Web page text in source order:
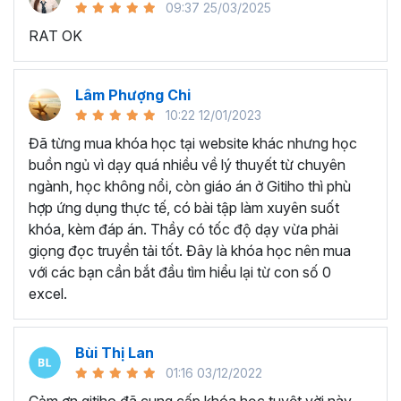
sử dụng Excel sẽ tốn nhiều thời gian, công sức để xử lý
công việc. Hơn nữa, chúng ta cũng không biết những thứ
mình đang thực hiện đúng hay không.
Hiện nay 100% các doanh nghiệp tại Việt Nam
cần tới kỹ năng Excel khi ứng tuyển vào vị trí kế toán, xử
chính... Mỗi cấp độ sẽ có yêu cầu thành thạo Excel xử lý
công việc khác nhau.
Chính vì điều đó Gitiho đã mở khóa học vềThủ thuật
Excel cập nhật hàng tuần - EXG02 với hơn7h+ học
cùng với92 tài liệu đính kèmbạn sẽ nhận được nhiều lợi
ích vô tận như:
Giảng viên là những người có trình độ chuyên môn
cao, kinh nghiệm thực tiễn dày dặn đã và đang đào
VPBank, FPT software, Vietcombank, MIC, Tập
đoàn Thành Công, TH True Milk
09:37 25/03/2025
RAT OK
Lâm Phượng Chi
10:22 12/01/2023
Đã từng mua khóa học tại website khác nhưng học
buồn ngủ vì dạy quá nhiều về lý thuyết từ chuyên
ngành, học không nổi, còn giáo án ở Gitiho thì phù
hợp ứng dụng thực tế, có bài tập làm xuyên suốt
khóa, kèm đáp án. Thầy có tốc độ dạy vừa phải
giọng đọc truyền tải tốt. Đây là khóa học nên mua
với các bạn cần bắt đầu tìm hiểu lại từ con số 0
excel.
Bùi Thị Lan
01:16 03/12/2022